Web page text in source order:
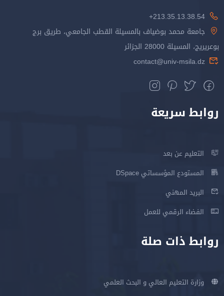
213.35.13.38.54+
جامعة محمد بوضياف بالمسيلة القطب الجامعي، طريق برج
بوعريريج، المسيلة 28000 الجزائر
contact@univ-msila.dz
روابط سريعة
التعليم عن بعد
المستودع المؤسساتي DSpace
البريد المهني
الفضاء الرقمي للعمل
روابط ذات صلة
وزارة التعليم العالي و البحث العلمي